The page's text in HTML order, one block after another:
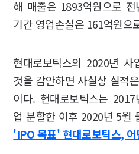
해 매출은 1893억원으로
기간 영업손실은 161억원으
현대로보틱스의 2020년
것을 감안하면 사실상 실적
이다. 현대로보틱스는
업 분할한 이후 2020년 5월
'IPO 목표' 현대로보틱스,